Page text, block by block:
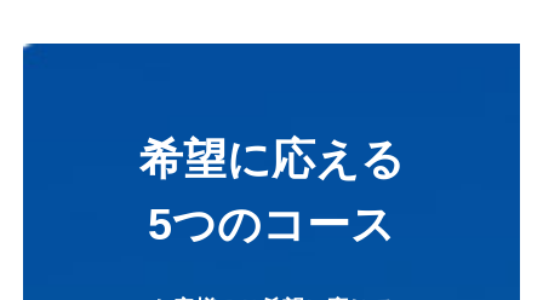
希望に応える
5つのコース